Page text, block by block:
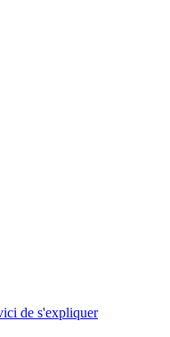
de s'expliquer